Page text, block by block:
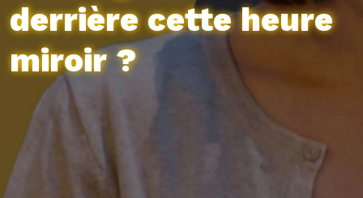
derrière cette heure
miroir ?